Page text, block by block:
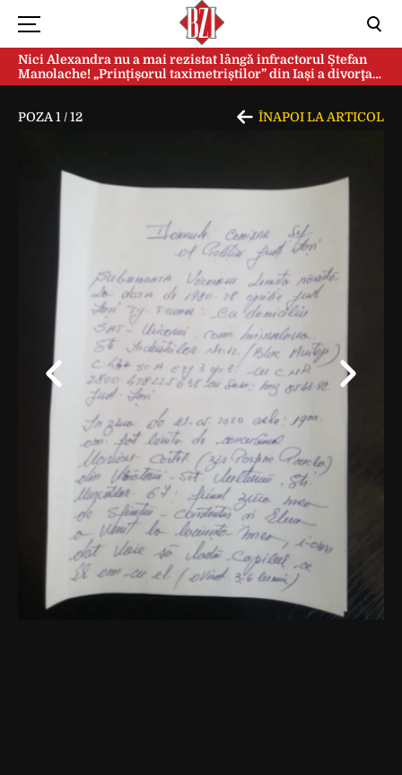
Nici Alexandra nu a mai rezistat lângă infractorul Ștefan
Manolache! „Prințișorul taximetriștilor” din Iași a divorţat
după doi ani de căsnicie
POZA 1 /12 ÎNAPOI LA ARTICOL